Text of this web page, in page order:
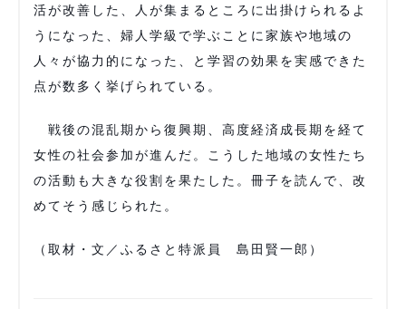
活が改善した、人が集まるところに出掛けられるよ
うになった、婦人学級で学ぶことに家族や地域の
人々が協力的になった、と学習の効果を実感できた
点が数多く挙げられている。
戦後の混乱期から復興期、高度経済成長期を経て
女性の社会参加が進んだ。こうした地域の女性たち
の活動も大きな役割を果たした。冊子を読んで、改
めてそう感じられた。
（取材・文／ふるさと特派員 島田賢一郎）